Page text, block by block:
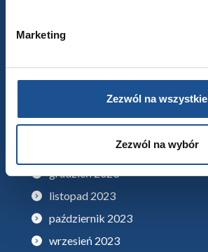
Marketing
Zezwól na wszystkie
Zezwól na wybór
czerwiec 2024
kwiecień 2024
marzec 2024
luty 2024
grudzień 2023
listopad 2023
październik 2023
wrzesień 2023